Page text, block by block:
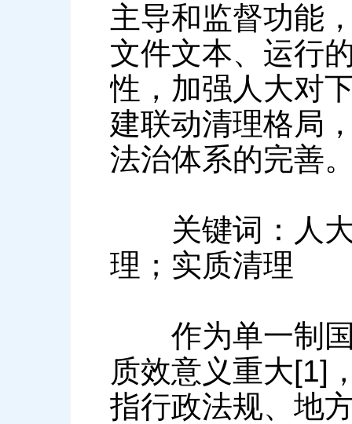
主导和监督功能
文件文本、运行
性，加强人大对
建联动清理格局
法治体系的完善
关键词：人大
理；实质清理
作为单一制国
质效意义重大[1]
指行政法规、地